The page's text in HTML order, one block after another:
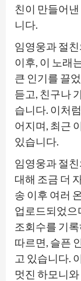
친이 만들어
니다.
임영웅과 절
이후, 이 노래
큰 인기를 끌
듣고, 친구나
습니다. 이처
어지며, 최근
있습니다.
임영웅과 절
대해 조금 더
송 이후 여러
업로드되었으
조회수를 기
따르면, 슬픈
고 있습니다.
멋진 하모니